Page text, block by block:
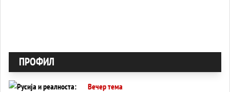
ПРОФИЛ
Вечер тема